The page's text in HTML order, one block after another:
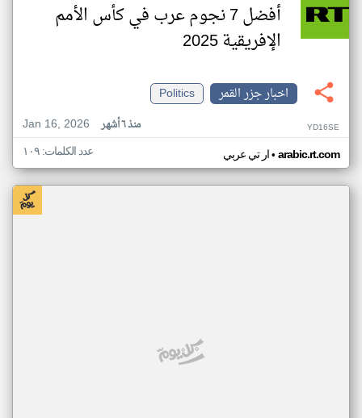
أفضل 7 نجوم عرب في كأس الأمم
الإفريقية 2025
اخبار جزر القمر
Politics
Jan 16, 2026
منذ ٦ أشهر YD16SE
ار تي عربي• arabic.rt.com عدد الكلمات: ١٠٩